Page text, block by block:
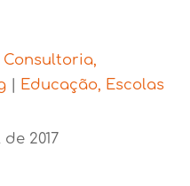
Consultoria,
Educação, Escolas
2017